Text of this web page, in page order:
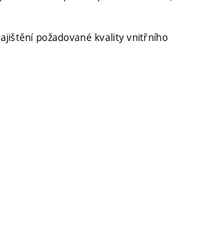
požadované kvality vnitřního